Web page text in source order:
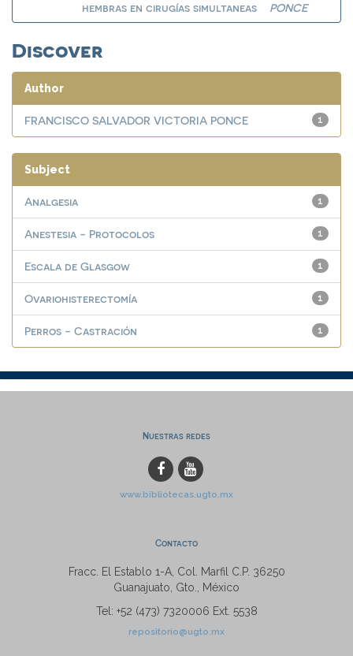
hembras en cirugías simultaneas
PONCE
Discover
Author
1
FRANCISCO SALVADOR VICTORIA PONCE
Subject
1
Analgesia
1
Anestesia - Protocolos
1
Escala de Glasgow
1
Ovariohisterectomía
1
Perros - Castración
Nuestras redes
www.bibliotecas.ugto.mx
Contacto
Fracc. El Establo 1-A, Col. Marfil C.P. 36250
Guanajuato, Gto., México
Tel: +52 (473) 7320006 Ext. 5538
repositorio@ugto.mx